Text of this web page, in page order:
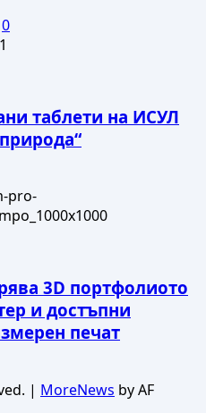
0
таблети на ИСУЛ
3D портфолиото
и достъпни
печат
| MoreNews by AF